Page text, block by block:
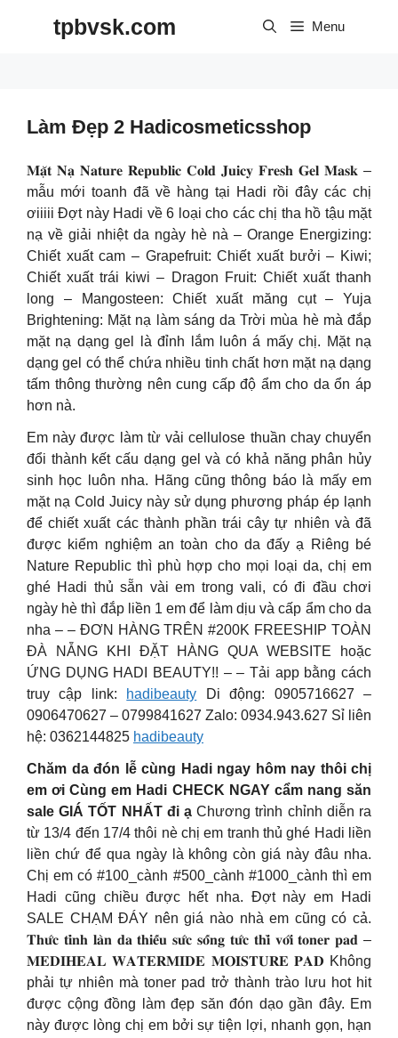
tpbvsk.com Menu
Làm Đẹp 2 Hadicosmeticsshop
𝐌𝐚̣̆𝐭 𝐍𝐚̣ 𝐍𝐚𝐭𝐮𝐫𝐞 𝐑𝐞𝐩𝐮𝐛𝐥𝐢𝐜 𝐂𝐨𝐥𝐝 𝐉𝐮𝐢𝐜𝐲 𝐅𝐫𝐞𝐬𝐡 𝐆𝐞𝐥 𝐌𝐚𝐬𝐤 –
mẫu mới toanh đã về hàng tại Hadi rồi đây các chị
ơiiiii Đợt này Hadi về 6 loại cho các chị tha hồ tậu mặt
nạ về giải nhiệt da ngày hè nà – Orange Energizing:
Chiết xuất cam – Grapefruit: Chiết xuất bưởi – Kiwi;
Chiết xuất trái kiwi – Dragon Fruit: Chiết xuất thanh
long – Mangosteen: Chiết xuất măng cụt – Yuja
Brightening: Mặt nạ làm sáng da Trời mùa hè mà đắp
mặt nạ dạng gel là đỉnh lắm luôn á mấy chị. Mặt nạ
dạng gel có thể chứa nhiều tinh chất hơn mặt nạ dạng
tấm thông thường nên cung cấp độ ẩm cho da ổn áp
hơn nà.
Em này được làm từ vải cellulose thuần chay chuyển
đổi thành kết cấu dạng gel và có khả năng phân hủy
sinh học luôn nha. Hãng cũng thông báo là mấy em
mặt nạ Cold Juicy này sử dụng phương pháp ép lạnh
để chiết xuất các thành phần trái cây tự nhiên và đã
được kiểm nghiệm an toàn cho da đấy ạ Riêng bé
Nature Republic thì phù hợp cho mọi loại da, chị em
ghé Hadi thủ sẵn vài em trong vali, có đi đầu chơi
ngày hè thì đắp liền 1 em để làm dịu và cấp ẩm cho da
nha – – ĐƠN HÀNG TRÊN #200K FREESHIP TOÀN
ĐÀ NẴNG KHI ĐẶT HÀNG QUA WEBSITE hoặc
ỨNG DỤNG HADI BEAUTY!! – – Tải app bằng cách
truy cập link:
hadibeauty ‎Di động: 0905716627 –
0906470627 – 0799841627 Zalo: 0934.943.627 Sỉ liên
hệ: 0362144825 hadibeauty
Chăm da đón lễ cùng Hadi ngay hôm nay thôi chị
em ơi Cùng em Hadi CHECK NGAY cẩm nang săn
sale GIÁ TỐT NHẤT đi ạChương trình chỉnh diễn ra
từ 13/4 đến 17/4 thôi nè chị em tranh thủ ghé Hadi liền
liền chứ để qua ngày là không còn giá này đâu nha.
Chị em có #100_cành #500_cành #1000_cành thì em
Hadi cũng chiều được hết nha. Đợt này em Hadi
SALE CHẠM ĐÁY nên giá nào nhà em cũng có cả.
𝐓𝐡𝐮̛́𝐜 𝐭𝐢̉𝐧𝐡 𝐥𝐚̀𝐧 𝐝𝐚 𝐭𝐡𝐢𝐞̂́𝐮 𝐬𝐮̛́𝐜 𝐬𝐨̂́𝐧𝐠 𝐭𝐮̛́𝐜 𝐭𝐡𝐢̀ 𝐯𝐨̛́𝐢 𝐭𝐨𝐧𝐞𝐫 𝐩𝐚𝐝 –
𝐌𝐄𝐃𝐈𝐇𝐄𝐀𝐋 𝐖𝐀𝐓𝐄𝐑𝐌𝐈𝐃𝐄 𝐌𝐎𝐈𝐒𝐓𝐔𝐑𝐄 𝐏𝐀𝐃 Không
phải tự nhiên mà toner pad trở thành trào lưu hot hit
được cộng đồng làm đẹp săn đón dạo gần đây. Em
này được lòng chị em bởi sự tiện lợi, nhanh gọn, hạn